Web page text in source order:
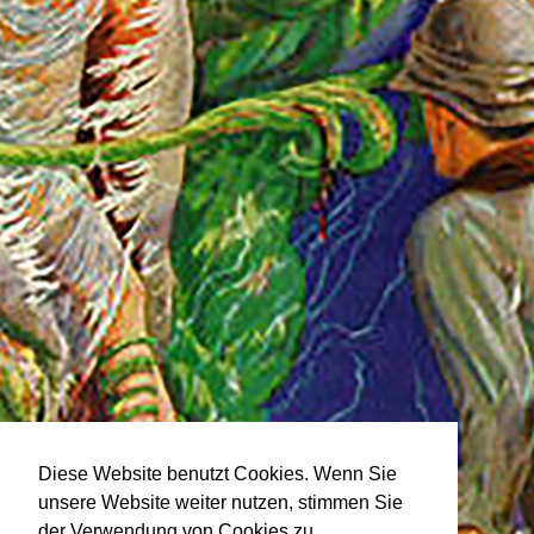
Diese Website benutzt Cookies. Wenn Sie
unsere Website weiter nutzen, stimmen Sie